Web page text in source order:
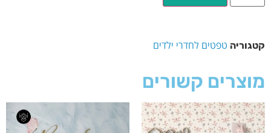
קטגוריה טפטים לחדרי ילדים
מוצרים קשורים